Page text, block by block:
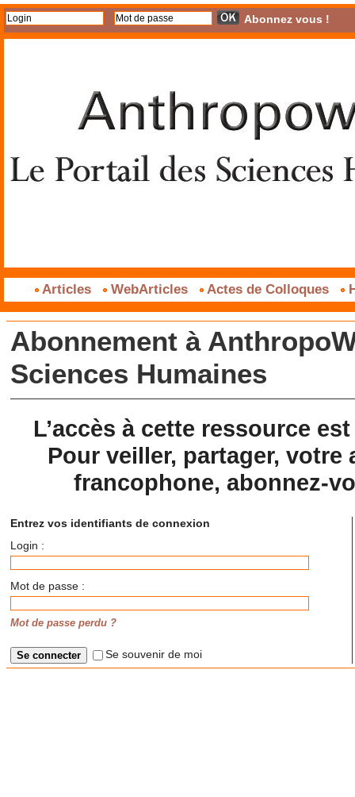
Abonnez vous !
Articles WebArticles Actes de Colloques
Abonnement à
Sciences Humaines
L’accès à cette ressource
Pour veiller, partager,
francophone, abonnez-
Entrez vos identifiants de connexion
Login :
Mot de passe :
Mot de passe perdu ?
Se souvenir de moi